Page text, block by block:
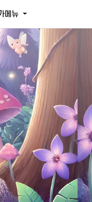
메뉴